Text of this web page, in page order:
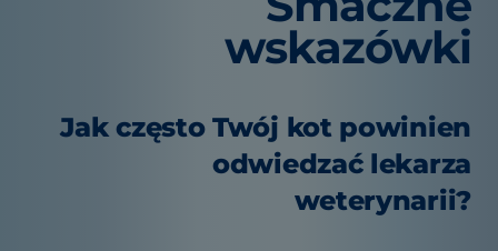
wskazówki
Jak często Twój kot powinien
odwiedzać lekarza
weterynarii?